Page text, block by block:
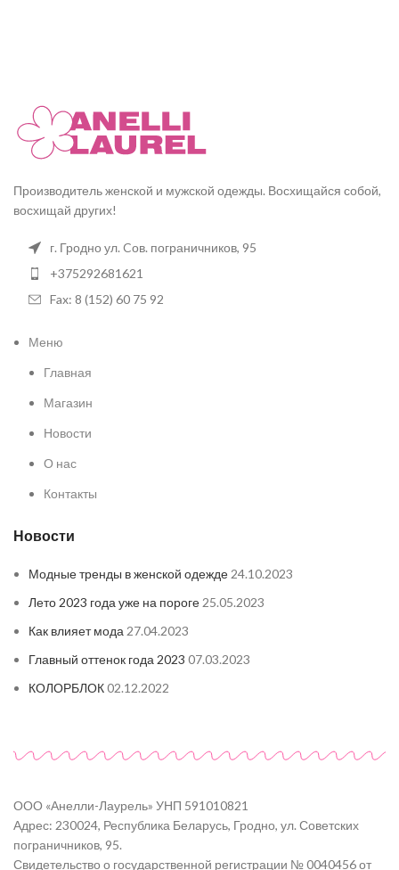
Производитель женской и мужской одежды. Восхищайся собой,
восхищай других!
г. Гродно ул. Cов. пограничников, 95
+375292681621
Fax: 8 (152) 60 75 92
Меню
Главная
Магазин
Новости
О нас
Контакты
Новости
Модные тренды в женской одежде 24.10.2023
Лето 2023 года уже на пороге 25.05.2023
Как влияет мода 27.04.2023
Главный оттенок года 2023 07.03.2023
КОЛОРБЛОК02.12.2022
ООО «Анелли-Лаурель» УНП 591010821
Адрес: 230024, Республика Беларусь, Гродно, ул. Советских
пограничников, 95.
Свидетельство о государственной регистрации № 0040456 от